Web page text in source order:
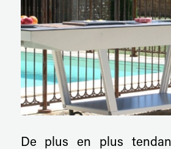
De plus en plus